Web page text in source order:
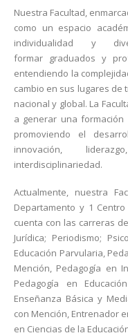
Nuestra Facultad,
como un espacio
individualidad y
formar graduados y
entendiendo la
cambio en sus lugares de
nacional y global. La
a generar una formación
promoviendo el
innovación,
interdisciplinariedad.
Actualmente, nuestra
Departamento y 1
cuenta con las carreras
Jurídica; Periodismo;
Educación Parvularia,
Mención, Pedagogía en
Pedagogía en
Enseñanza Básica y
con Mención, Entrenador
en Ciencias de la